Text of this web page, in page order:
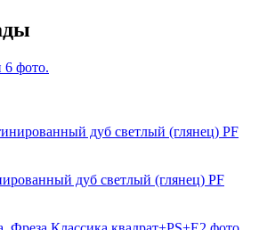
дуб светлый (глянец) PF